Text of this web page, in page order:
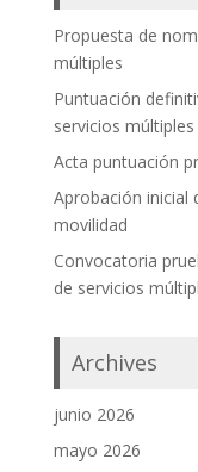
Propuesta de
múltiples
Puntuación
servicios múltiples
Acta puntuación
Aprobación inicial
movilidad
Convocatoria
de servicios
Archives
junio 2026
mayo 2026